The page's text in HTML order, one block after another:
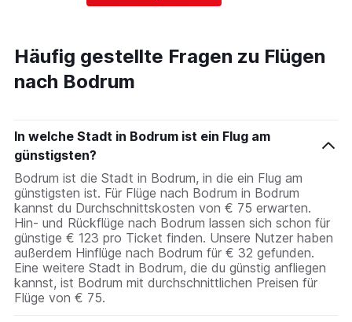
Häufig gestellte Fragen zu Flügen
nach Bodrum
In welche Stadt in Bodrum ist ein Flug am
günstigsten?
Bodrum ist die Stadt in Bodrum, in die ein Flug am
günstigsten ist. Für Flüge nach Bodrum in Bodrum
kannst du Durchschnittskosten von € 75 erwarten.
Hin- und Rückflüge nach Bodrum lassen sich schon für
günstige € 123 pro Ticket finden. Unsere Nutzer haben
außerdem Hinflüge nach Bodrum für € 32 gefunden.
Eine weitere Stadt in Bodrum, die du günstig anfliegen
kannst, ist Bodrum mit durchschnittlichen Preisen für
Flüge von € 75.